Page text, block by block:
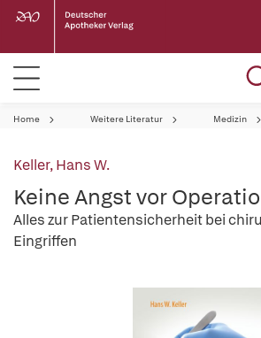
Home Weitere Literatur Medizin
Keller, Hans W.
Keine Angst vor
Alles zur Patientensicherheit bei
Eingriffen